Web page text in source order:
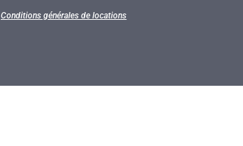
Conditions générales de locations